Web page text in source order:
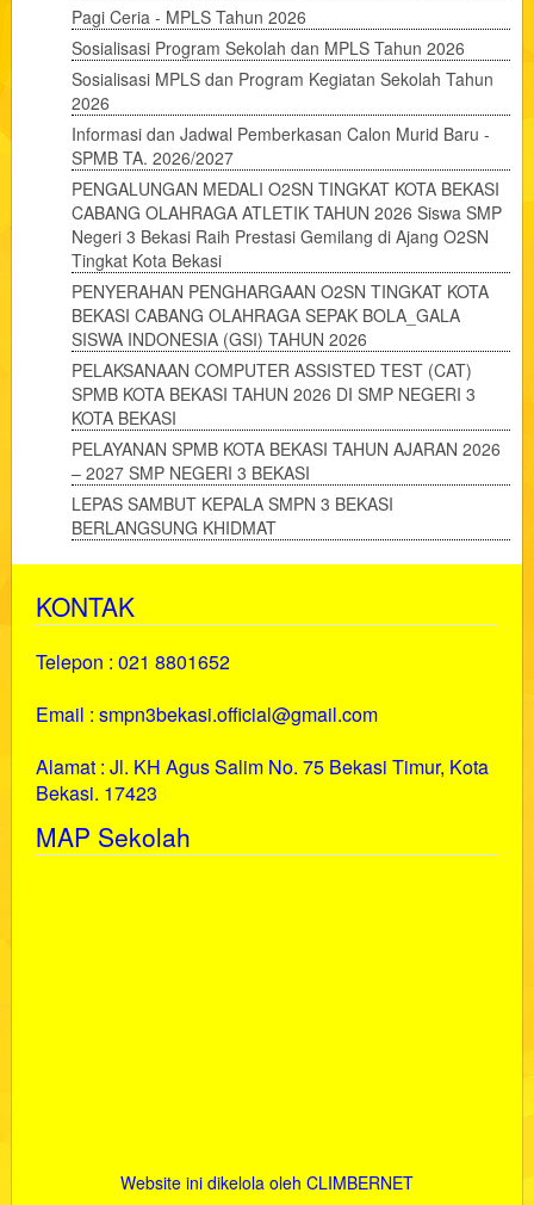
Pagi Ceria - MPLS Tahun 2026
Sosialisasi Program Sekolah dan MPLS Tahun 2026
Sosialisasi MPLS dan Program Kegiatan Sekolah Tahun
2026
Informasi dan Jadwal Pemberkasan Calon Murid Baru -
SPMB TA. 2026/2027
PENGALUNGAN MEDALI O2SN TINGKAT KOTA BEKASI
CABANG OLAHRAGA ATLETIK TAHUN 2026 Siswa SMP
Negeri 3 Bekasi Raih Prestasi Gemilang di Ajang O2SN
Tingkat Kota Bekasi
PENYERAHAN PENGHARGAAN O2SN TINGKAT KOTA
BEKASI CABANG OLAHRAGA SEPAK BOLA_GALA
SISWA INDONESIA (GSI) TAHUN 2026
PELAKSANAAN COMPUTER ASSISTED TEST (CAT)
SPMB KOTA BEKASI TAHUN 2026 DI SMP NEGERI 3
KOTA BEKASI
PELAYANAN SPMB KOTA BEKASI TAHUN AJARAN 2026
– 2027 SMP NEGERI 3 BEKASI
LEPAS SAMBUT KEPALA SMPN 3 BEKASI
BERLANGSUNG KHIDMAT
KONTAK
Telepon : 021 8801652
Email : smpn3bekasi.official@gmail.com
Alamat : Jl. KH Agus Salim No. 75 Bekasi Timur, Kota
Bekasi. 17423
MAP Sekolah
Website ini dikelola oleh CLIMBERNET